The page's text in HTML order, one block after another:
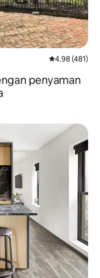
Penarafan
4.98 (481)
penyaman